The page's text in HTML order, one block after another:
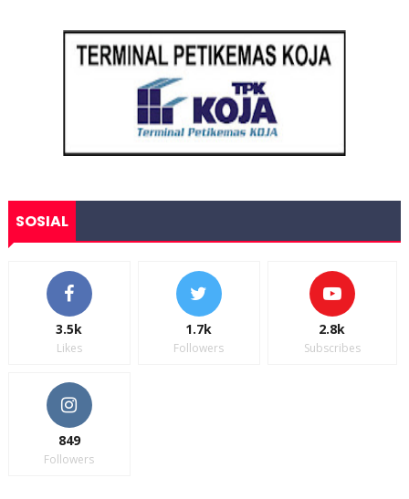
SOSIAL
3.5k
Likes
1.7k
Followers
2.8k
Subscribes
849
Followers